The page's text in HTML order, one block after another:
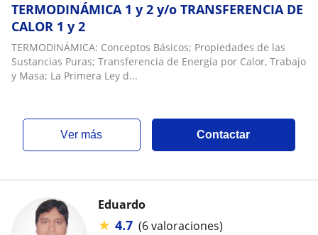
TERMODINÁMICA 1 y 2 y/o TRANSFERENCIA DE
CALOR 1 y 2
TERMODINÁMICA: Conceptos Básicos; Propiedades de las
Sustancias Puras; Transferencia de Energía por Calor, Trabajo
y Masa; La Primera Ley d...
ver más Contactar
Eduardo
★ 4.7 (6 valoraciones)